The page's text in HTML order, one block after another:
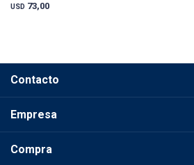
USD 73,00
Contacto
Empresa
Compra